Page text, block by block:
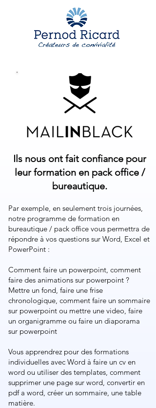
Ils nous ont fait confiance pour
leur formation en pack office /
bureautique.
Par exemple, en seulement trois journées,
notre programme de formation en
bureautique / pack office vous permettra de
répondre à vos questions sur Word, Excel et
PowerPoint :
Comment faire un powerpoint​, comment
faire des animations sur powerpoint​ ?
Mettre un fond, faire une frise
chronologique, ​comment faire un sommaire
sur powerpoint​ ou mettre une video, faire
un organigramme ou faire un diaporama
sur powerpoint​​
Vous apprendrez pour des formations
individuelles avec Word à faire un cv en
word ou utiliser des templates, comment
supprimer une page sur word, convertir en
pdf a word, créer un sommaire, une table
matière.